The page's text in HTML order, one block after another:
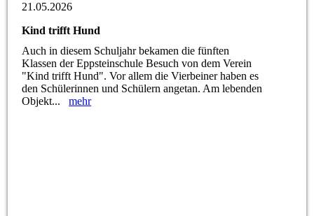
21.05.2026
Kind trifft Hund
Auch in diesem Schuljahr bekamen die fünften
Klassen der Eppsteinschule Besuch von dem Verein
"Kind trifft Hund". Vor allem die Vierbeiner haben es
den Schülerinnen und Schülern angetan. Am lebenden
Objekt...mehr